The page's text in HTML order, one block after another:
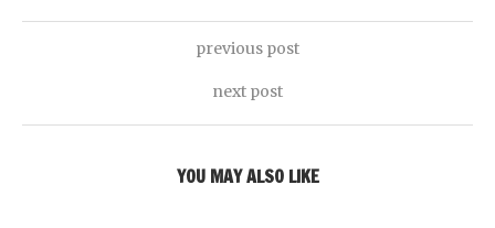
previous post
next post
YOU MAY ALSO LIKE